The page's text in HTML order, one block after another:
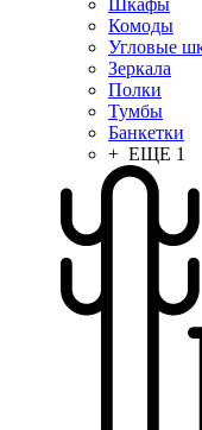
Шкафы
Комоды
Угловые
Зеркала
Полки
Тумбы
Банкетки
+ ЕЩЕ 1